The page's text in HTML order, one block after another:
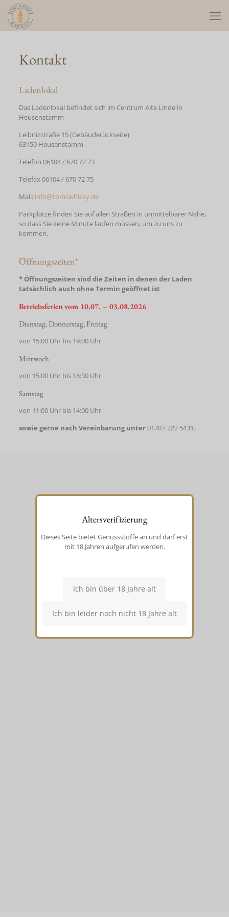
Kontakt
Ladenlokal
Das Ladenlokal befindet sich im Centrum Alte Linde in
Heusenstamm
Leibnizstraße 15 (Gebäuderückseite)
63150 Heusenstamm
Telefon 06104 / 670 72 73
Telefax 06104 / 670 72 75
Mail: info@tomswhisky.de
Parkplätze finden Sie auf allen Straßen in unmittelbarer Nähe,
so dass Sie keine Minute laufen müssen, um zu uns zu
kommen.
Öffnungszeiten*
* Öffnungszeiten sind die Zeiten in denen der Laden
tatsächlich auch ohne Termin geöffnet ist
Betriebsferien vom 10.07. – 03.08.2026
Dienstag, Donnerstag, Freitag
von 15:00 Uhr bis 19:00 Uhr
Mittwoch
von 15:00 Uhr bis 18:30 Uhr
Samstag
von 11:00 Uhr bis 14:00 Uhr
sowie gerne nach Vereinbarung unter0170 / 222 5431.
Altersverifizierung
Dieses Seite bietet Genussstoffe an und darf erst
mit 18 Jahren aufgerufen werden.